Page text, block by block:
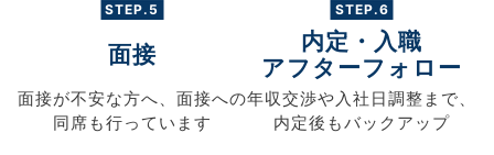
STEP.5
面接
面接が不安な方へ、 面接への
同席も行っています
STEP.6
内定・入職
アフターフォロー
年収交渉や入社日調整まで、
内定後もバックアップ